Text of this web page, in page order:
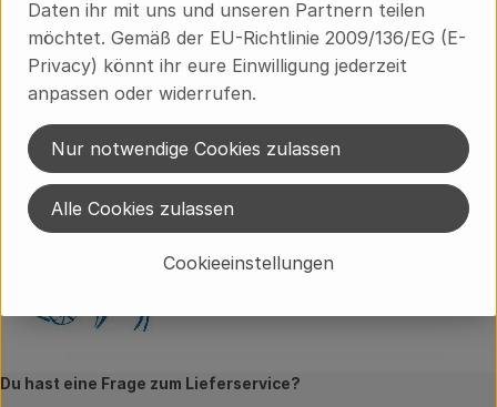
Hersteller: Ökodorf Brodowin
Ökodorf Brodowin
Ökodorf Brodowin
Du hast eine Frage zum Lieferservice?
Daten ihr mit uns und unseren Partnern teilen
möchtet. Gemäß der EU-Richtlinie 2009/136/EG (E-
Privacy) könnt ihr eure Einwilligung jederzeit
anpassen oder widerrufen.
Cookieeinstellungen
Nur notwendige Cookies zulassen
Alle Cookies zulassen